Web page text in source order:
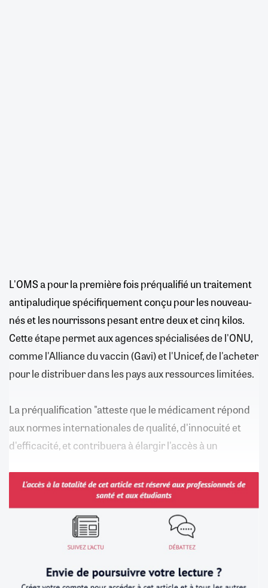
L'OMS a pour la première fois préqualifié un traitement
antipaludique spécifiquement conçu pour les nouveau-
nés et les nourrissons pesant entre deux et cinq kilos.
Cette étape permet aux agences spécialisées de l'ONU,
comme l'Alliance du vaccin (Gavi) et l'Unicef, de l'acheter
pour le distribuer dans les pays aux ressources limitées.
La préqualification "atteste que le médicament répond
aux normes internationales de qualité, d'innocuité et
d'efficacité, et contribuera à élargir l'accès à un